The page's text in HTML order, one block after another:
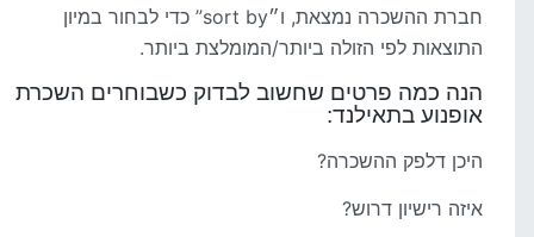
חברת ההשכרה נמצאת, ו״sort by” כדי לבחור במיון
התוצאות לפי הזולה ביותר/המומלצת ביותר.
הנה כמה פרטים שחשוב לבדוק כשבוחרים השכרת
אופנוע בתאילנד:
היכן דלפק ההשכרה?
איזה רישיון דרוש?